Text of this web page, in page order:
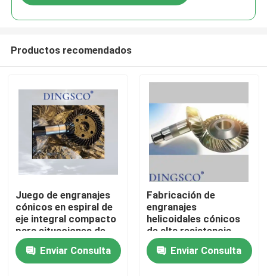
Inicio
Productos
Productos recomendados
Juego de engranajes
cónicos en espiral de
eje integral compacto
para situaciones de
alta gama
Enviar Consulta
Fabricación de
engranajes
helicoidales cónicos
de alta resistencia
para accionamientos
industrialesEnviar Consulta